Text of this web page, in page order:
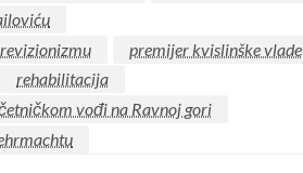
premijer kvislinške vlade
rehabilitacija
vođi na Ravnoj gori